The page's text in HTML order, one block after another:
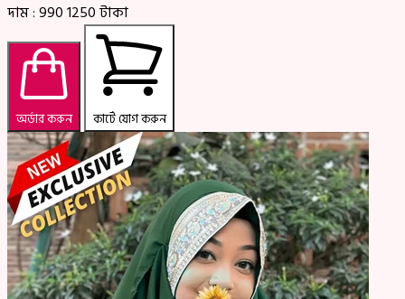
দাম :9901250টাকা
অর্ডার করুন কার্টে যোগ করুন